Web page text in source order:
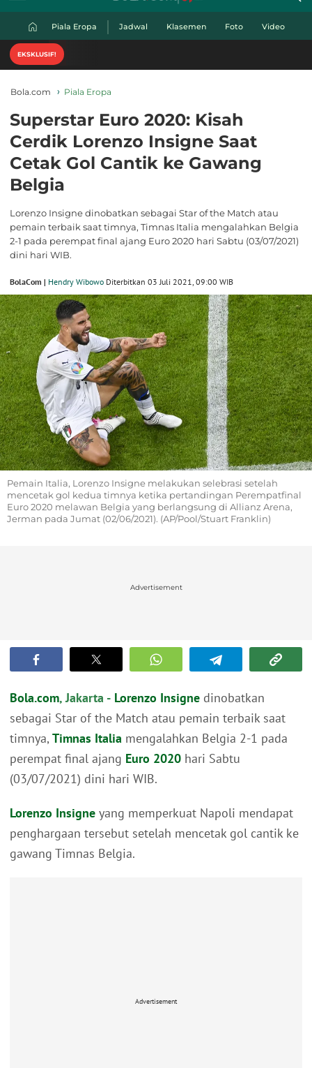
Piala Eropa Jadwal Klasemen Foto Video
EKSKLUSIF!
Bola.com Piala Eropa
Superstar Euro 2020: Kisah
Cerdik Lorenzo Insigne Saat
Cetak Gol Cantik ke Gawang
Belgia
Lorenzo Insigne dinobatkan sebagai Star of the Match atau
pemain terbaik saat timnya, Timnas Italia mengalahkan Belgia
2-1 pada perempat final ajang Euro 2020 hari Sabtu (03/07/2021)
dini hari WIB.
BolaCom | Hendry Wibowo Diterbitkan 03 Juli 2021, 09:00 WIB
Pemain Italia, Lorenzo Insigne melakukan selebrasi setelah
mencetak gol kedua timnya ketika pertandingan Perempatfinal
Euro 2020 melawan Belgia yang berlangsung di Allianz Arena,
Jerman pada Jumat (02/06/2021). (AP/Pool/Stuart Franklin)
Advertisement
Bola.com, Jakarta - Lorenzo Insigne dinobatkan
sebagai Star of the Match atau pemain terbaik saat
timnya, Timnas Italia mengalahkan Belgia 2-1 pada
perempat final ajang Euro 2020 hari Sabtu
(03/07/2021) dini hari WIB.
Lorenzo Insigne yang memperkuat Napoli mendapat
penghargaan tersebut setelah mencetak gol cantik ke
gawang Timnas Belgia.
Advertisement